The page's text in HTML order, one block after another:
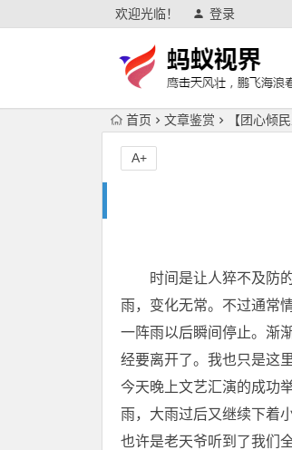
欢迎光临！ 登录
首页 文章鉴赏 【团心倾
A+
时间是让人猝不及防的
雨，变化无常。不过通常
一阵雨以后瞬间停止。渐
经要离开了。我也只是这
今天晚上文艺汇演的成功
雨，大雨过后又继续下着
也许是老天爷听到了我们